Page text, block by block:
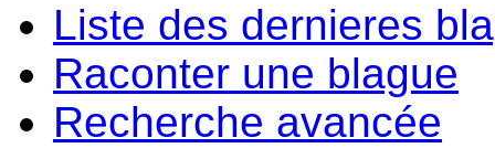
Liste des dernieres
Raconter une blague
Recherche avancée